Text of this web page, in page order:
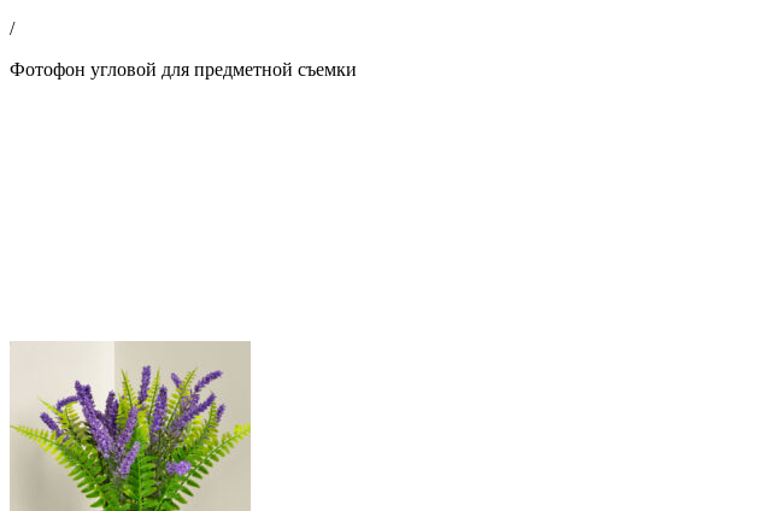
/
Фотофон угловой для предметной съемки